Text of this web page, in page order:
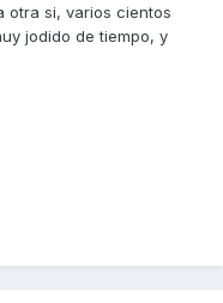
que echar mano
un siniestro o una
el resto de
otra si, varios cientos
jodido de tiempo, y